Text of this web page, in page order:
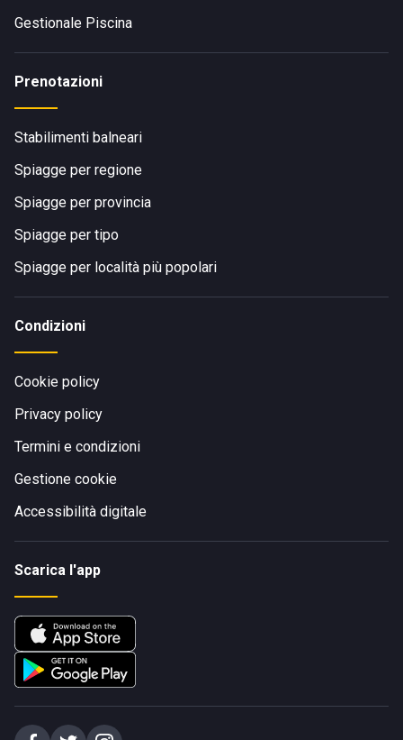
Gestionale Piscina
Prenotazioni
Stabilimenti balneari
Spiagge per regione
Spiagge per provincia
Spiagge per tipo
Spiagge per località più popolari
Condizioni
Cookie policy
Privacy policy
Termini e condizioni
Gestione cookie
Accessibilità digitale
Scarica l'app